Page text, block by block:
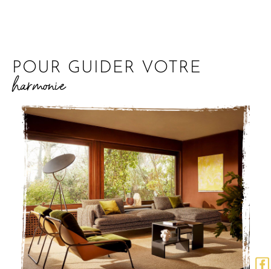
POUR GUIDER VOTRE
harmonie